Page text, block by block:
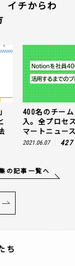
イチからわ
400名のチー
入。全プロセ
マートニュー
2021.06.07 427
の記事一覧へ
ち